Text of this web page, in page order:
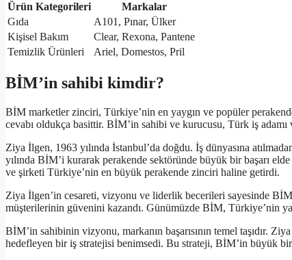
Ürün Kategorileri
Markalar
Gıda
A101, Pınar, Ülker
Kişisel Bakım
Clear, Rexona, Pantene
Temizlik Ürünleri
Ariel, Domestos, Pril
BİM’in sahibi kimdir?
BİM marketler zinciri, Türkiye’nin en yaygın ve popüler
cevabı oldukça basittir. BİM’in sahibi ve kurucusu, Türk iş
Ziya İlgen, 1963 yılında İstanbul’da doğdu. İş dünyasına
yılında BİM’i kurarak perakende sektöründe büyük bir başarı
ve şirketi Türkiye’nin en büyük perakende zinciri haline getirdi.
Ziya İlgen’in cesareti, vizyonu ve liderlik becerileri sayesinde
müşterilerinin güvenini kazandı. Günümüzde BİM, Türkiye’nin
BİM’in sahibinin vizyonu, markanın başarısının temel taşıdır.
hedefleyen bir iş stratejisi benimsedi. Bu strateji, BİM’in büyük bir